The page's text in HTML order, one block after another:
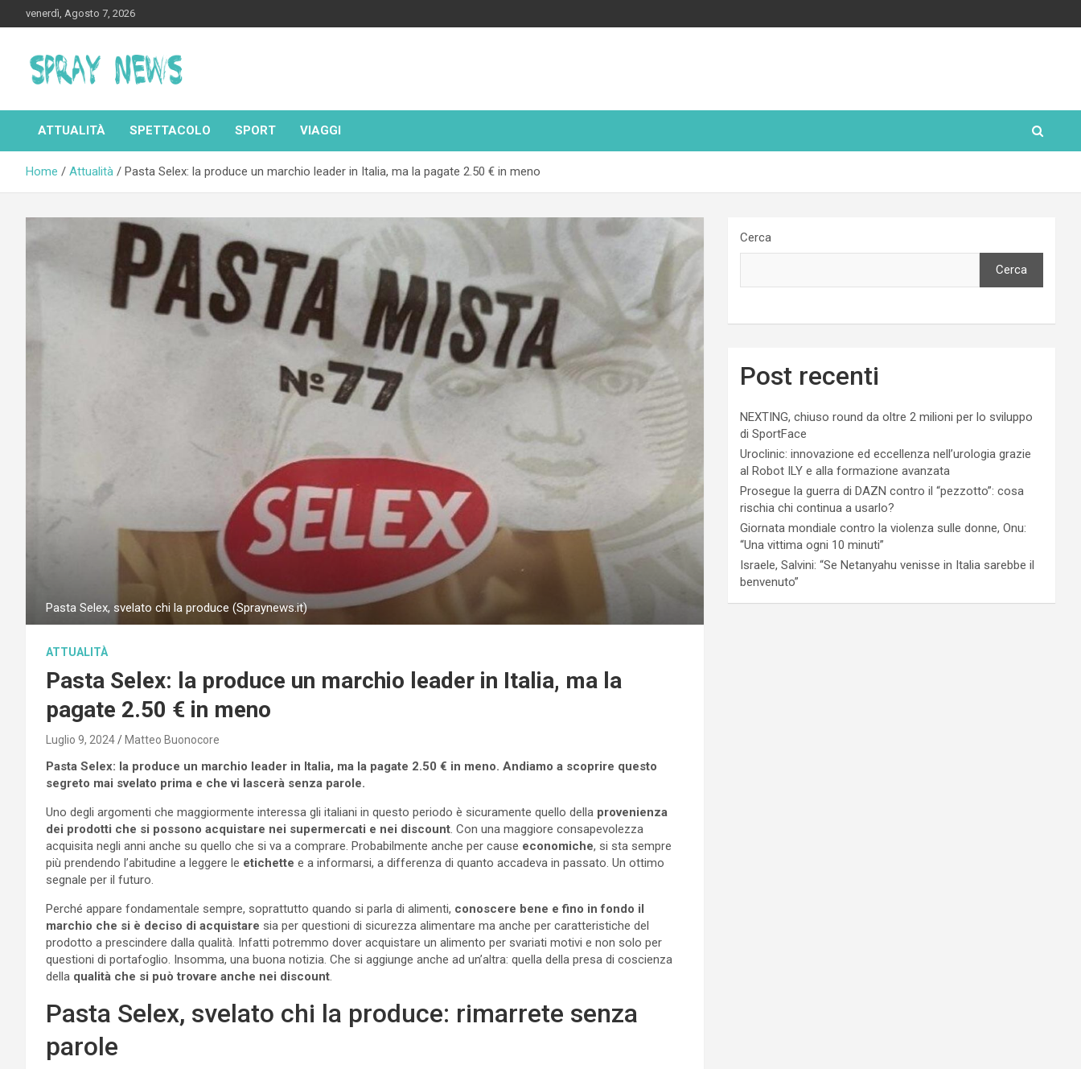
to
venerdì, Agosto 7, 2026
Spraynews.it
ATTUALITÀ SPETTACOLO SPORT VIAGGI
Home Attualità Pasta Selex: la produce un marchio leader in Italia, ma la pagate 2.50 € in meno
Pasta Selex, svelato chi la produce (Spraynews.it)
ATTUALITÀ
Pasta Selex: la produce un marchio leader in Italia, ma la
pagate 2.50 € in meno
Luglio 9, 2024 Matteo Buonocore
Pasta Selex: la produce un marchio leader in Italia, ma la pagate 2.50 € in meno. Andiamo a scoprire questo
segreto mai svelato prima e che vi lascerà senza parole.
Uno degli argomenti che maggiormente interessa gli italiani in questo periodo è sicuramente quello della provenienza
dei prodotti che si possono acquistare nei supermercati e nei discount . Con una maggiore consapevolezza
acquisita negli anni anche su quello che si va a comprare. Probabilmente anche per cause economiche, si sta sempre
più prendendo l’abitudine a leggere le etichette e a informarsi, a differenza di quanto accadeva in passato. Un ottimo
segnale per il futuro.
Perché appare fondamentale sempre, soprattutto quando si parla di alimenti, conoscere bene e fino in fondo il
marchio che si è deciso di acquistare sia per questioni di sicurezza alimentare ma anche per caratteristiche del
prodotto a prescindere dalla qualità. Infatti potremmo dover acquistare un alimento per svariati motivi e non solo per
questioni di portafoglio. Insomma, una buona notizia. Che si aggiunge anche ad un’altra: quella della presa di coscienza
della qualità che si può trovare anche nei discount
Pasta Selex, svelato chi la produce: rimarrete senza
parole
Cerca
Cerca
Post recenti
NEXTING, chiuso round da oltre 2 milioni per lo sviluppo
di SportFace
Uroclinic: innovazione ed eccellenza nell’urologia grazie
al Robot ILY e alla formazione avanzata
Prosegue la guerra di DAZN contro il “pezzotto”: cosa
rischia chi continua a usarlo?
Giornata mondiale contro la violenza sulle donne, Onu:
“Una vittima ogni 10 minuti”
Israele, Salvini: “Se Netanyahu venisse in Italia sarebbe il
benvenuto”